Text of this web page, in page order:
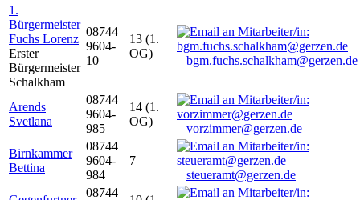
1.
Bürgermeister
Fuchs Lorenz
Erster
Bürgermeister
Schalkham
08744
9604-
10
13 (1.
OG)
bgm.fuchs.schalkham@gerzen.de
Arends
Svetlana
08744
9604-
985
14 (1.
OG)
vorzimmer@gerzen.de
Birnkammer
Bettina
08744
9604-
984
7
steueramt@gerzen.de
08744